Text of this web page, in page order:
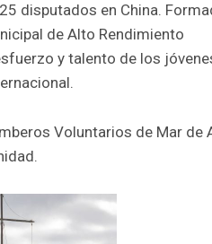
disputados en China.
de Alto Rendimiento
y talento de los
Voluntarios de Mar de